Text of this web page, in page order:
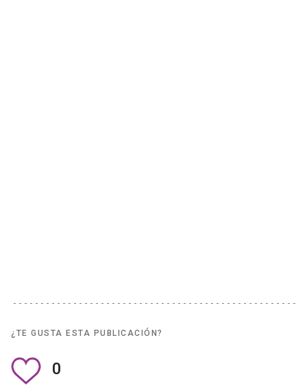
¿TE GUSTA ESTA PUBLICACIÓN?
0